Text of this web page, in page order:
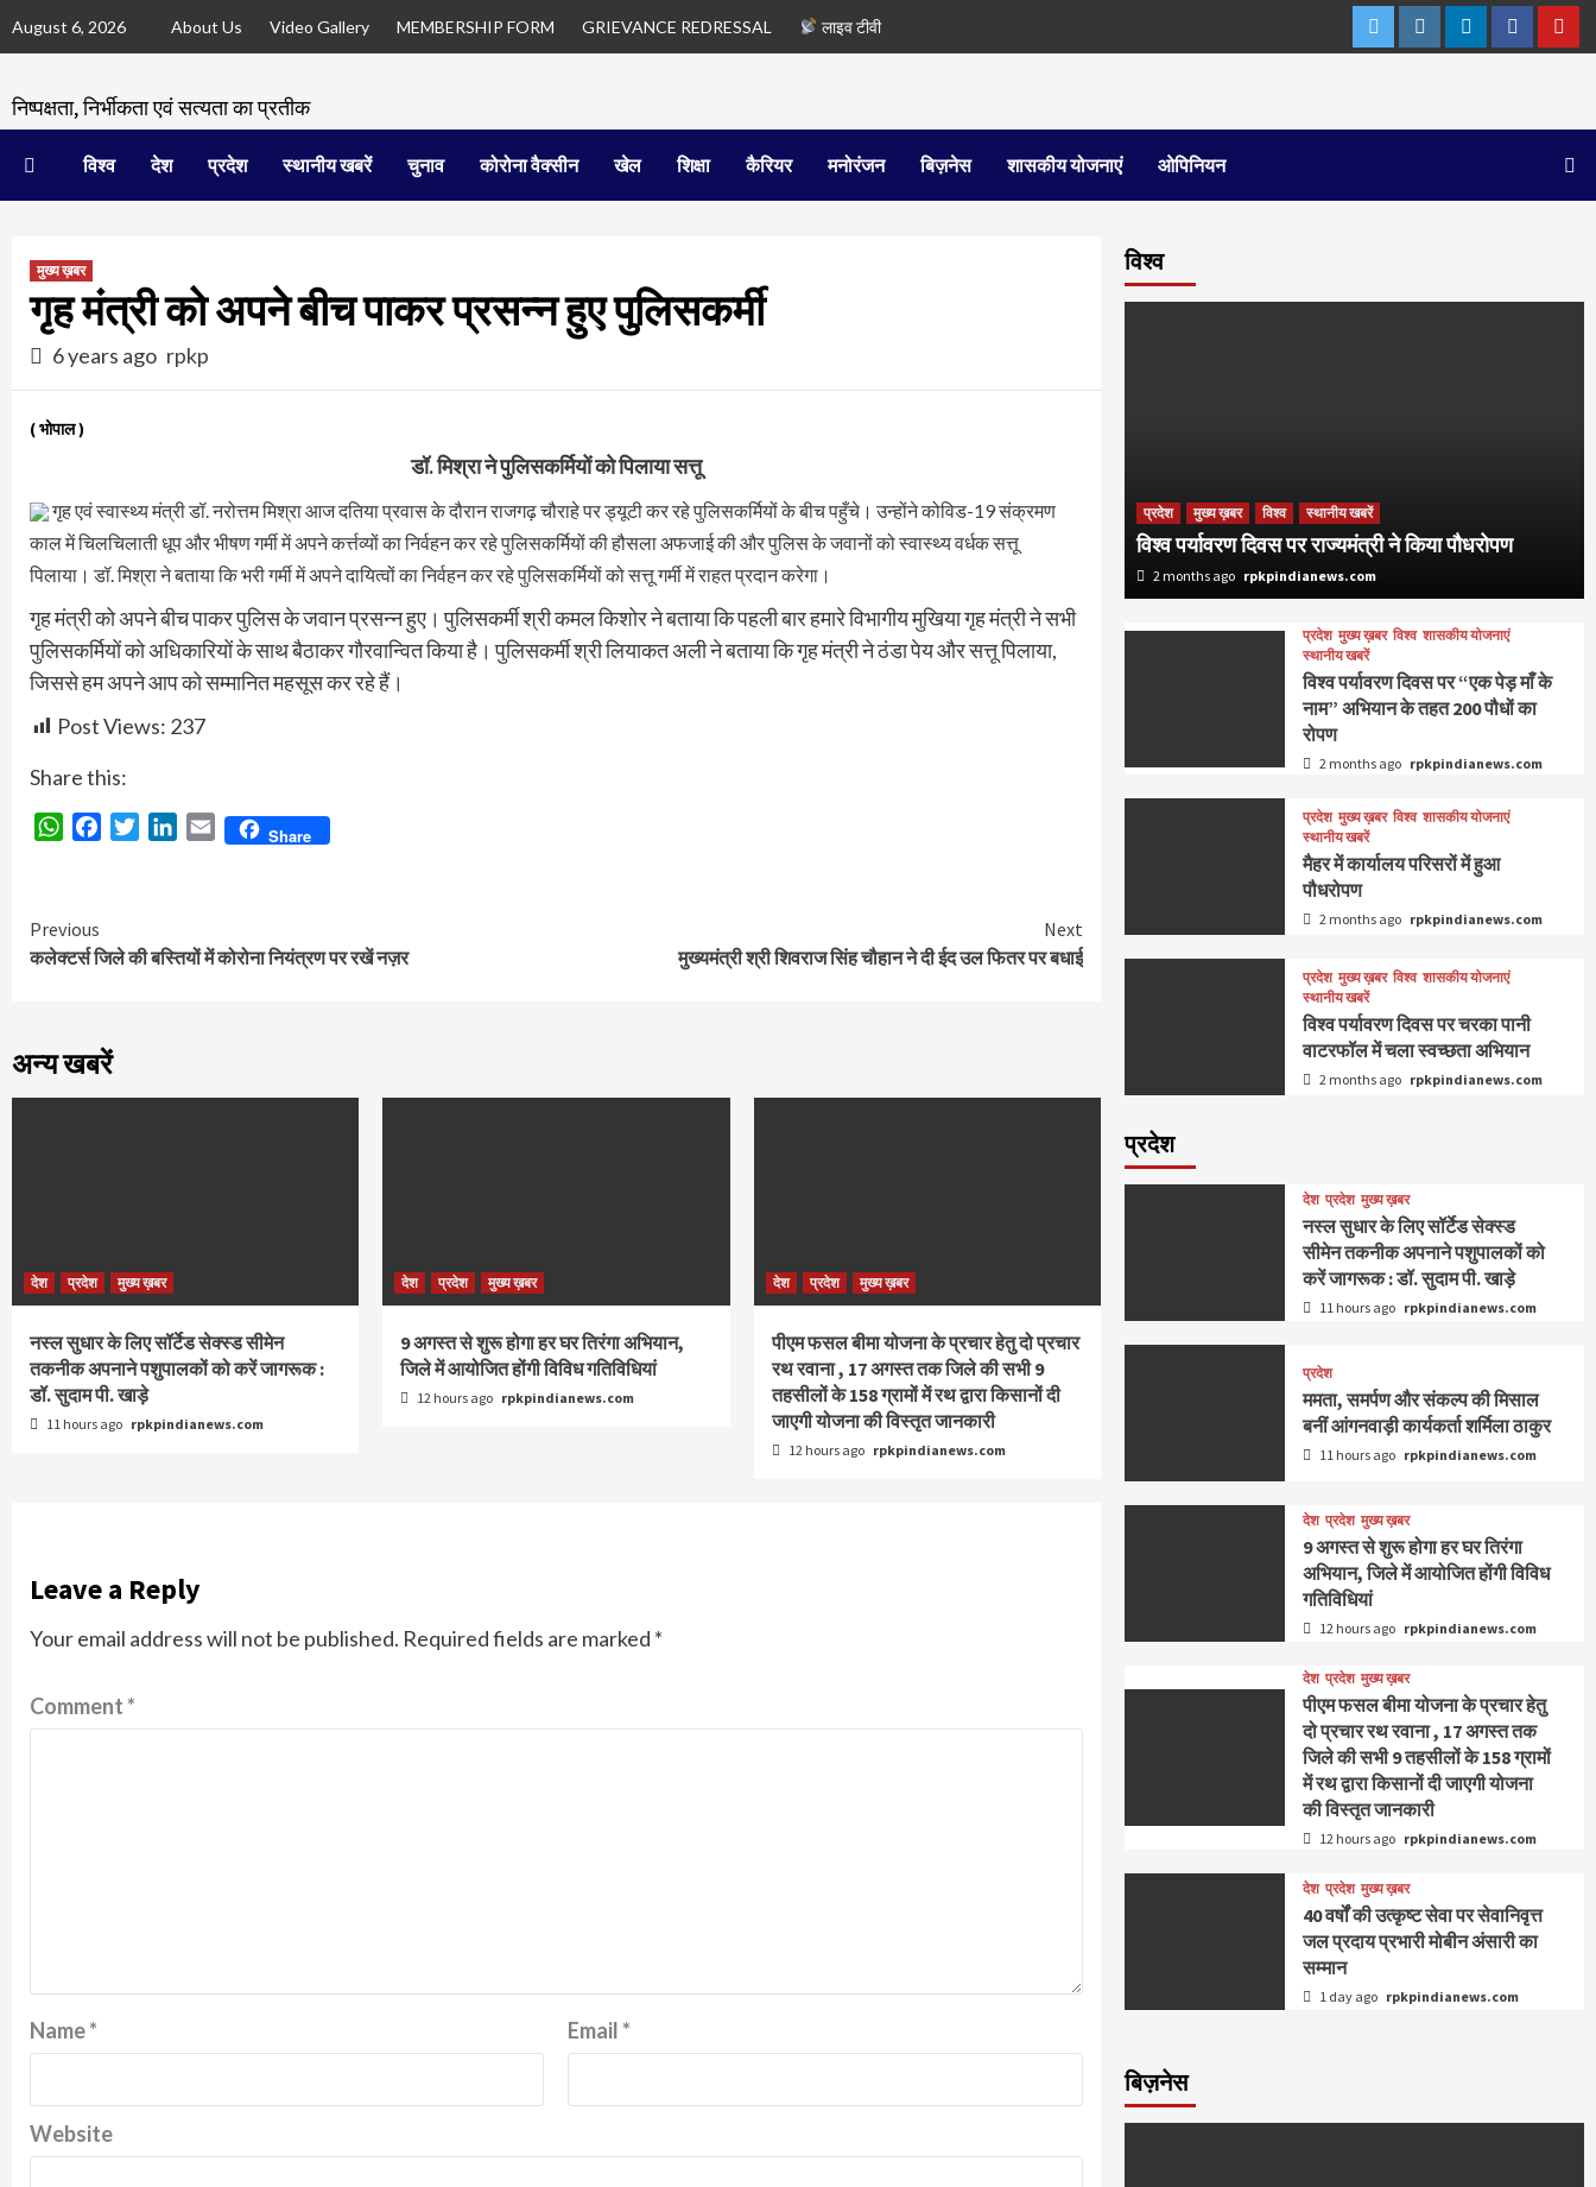
August 6, 2026 About Us Video Gallery MEMBERSHIP FORM GRIEVANCE REDRESSAL लाइव टीवी
TwitterInstagramLinkedlnFacebook
निष्पक्षता, निर्भीकता एवं सत्यता का प्रतीक
विश्व देश प्रदेश स्थानीय खबरें चुनाव कोरोना वैक्सीन खेल शिक्षा कैरियर मनोरंजन बिज़नेस शासकीय योजनाएं ओपिनियन
मुख्य ख़बर
गृह मंत्री को अपने बीच पाकर प्रसन्न हुए पुलिसकर्मी
6 years ago rpkp
( भोपाल )
डॉ. मिश्रा ने पुलिसकर्मियों को पिलाया सत्तू
गृह एवं स्वास्थ्य मंत्री डॉ. नरोत्तम मिश्रा आज दतिया प्रवास के दौरान राजगढ़ चौराहे पर ड्यूटी कर रहे पुलिसकर्मियों के बीच पहुँचे। उन्होंने कोविड-19 संक्रमण
काल में चिलचिलाती धूप और भीषण गर्मी में अपने कर्त्तव्यों का निर्वहन कर रहे पुलिसकर्मियों की हौसला अफजाई की और पुलिस के जवानों को स्वास्थ्य वर्धक सत्तू
पिलाया। डॉ. मिश्रा ने बताया कि भरी गर्मी में अपने दायित्वों का निर्वहन कर रहे पुलिसकर्मियों को सत्तू गर्मी में राहत प्रदान करेगा।
गृह मंत्री को अपने बीच पाकर पुलिस के जवान प्रसन्न हुए। पुलिसकर्मी श्री कमल किशोर ने बताया कि पहली बार हमारे विभागीय मुखिया गृह मंत्री ने सभी
पुलिसकर्मियों को अधिकारियों के साथ बैठाकर गौरवान्वित किया है। पुलिसकर्मी श्री लियाकत अली ने बताया कि गृह मंत्री ने ठंडा पेय और सत्तू पिलाया,
जिससे हम अपने आप को सम्मानित महसूस कर रहे हैं।
Post Views: 237
Share this:
WhatsAppFacebookTwitterLinkedIn
Email Share
Continue
Reading
Previous
कलेक्टर्स जिले की बस्तियों में कोरोना नियंत्रण पर रखें नज़र
Next
मुख्यमंत्री श्री शिवराज सिंह चौहान ने दी ईद उल फितर पर बधाई
अन्य खबरें
देश प्रदेश मुख्य ख़बर
नस्ल सुधार के लिए सॉर्टेड सेक्स्ड सीमेन
तकनीक अपनाने पशुपालकों को करें जागरूक :
डॉ. सुदाम पी. खाड़े
11 hours ago rpkpindianews.com
देश प्रदेश मुख्य ख़बर
9 अगस्‍त से शुरू होगा हर घर तिरंगा अभियान,
जिले में आयोजित होंगी विविध गतिविधियां
12 hours ago rpkpindianews.com
देश प्रदेश मुख्य ख़बर
पीएम फसल बीमा योजना के प्रचार हेतु दो प्रचार
रथ रवाना , 17 अगस्त तक जिले की सभी 9
तहसीलों के 158 ग्रामों में रथ द्वारा किसानों दी
जाएगी योजना की विस्तृत जानकारी
12 hours ago rpkpindianews.com
Leave a Reply
Your email address will not be published. Required fields are marked *
Comment*
Name* Email*
Website
विश्व
प्रदेश मुख्य ख़बर विश्व स्थानीय खबरें
विश्व पर्यावरण दिवस पर राज्यमंत्री ने किया पौधरोपण
2 months ago rpkpindianews.com
प्रदेश मुख्य ख़बर विश्व शासकीय योजनाएं
स्थानीय खबरें
विश्व पर्यावरण दिवस पर “एक पेड़ माँ के
नाम” अभियान के तहत 200 पौधों का
रोपण
2 months ago rpkpindianews.com
प्रदेश मुख्य ख़बर विश्व शासकीय योजनाएं
स्थानीय खबरें
मैहर में कार्यालय परिसरों में हुआ
पौधरोपण
2 months ago rpkpindianews.com
प्रदेश मुख्य ख़बर विश्व शासकीय योजनाएं
स्थानीय खबरें
विश्व पर्यावरण दिवस पर चरका पानी
वाटरफॉल में चला स्वच्छता अभियान
2 months ago rpkpindianews.com
प्रदेश
देश प्रदेश मुख्य ख़बर
नस्ल सुधार के लिए सॉर्टेड सेक्स्ड
सीमेन तकनीक अपनाने पशुपालकों को
करें जागरूक : डॉ. सुदाम पी. खाड़े
11 hours ago rpkpindianews.com
प्रदेश
ममता, समर्पण और संकल्प की मिसाल
बनीं आंगनवाड़ी कार्यकर्ता शर्मिला ठाकुर
11 hours ago rpkpindianews.com
देश प्रदेश मुख्य ख़बर
9 अगस्‍त से शुरू होगा हर घर तिरंगा
अभियान, जिले में आयोजित होंगी विविध
गतिविधियां
12 hours ago rpkpindianews.com
देश प्रदेश मुख्य ख़बर
पीएम फसल बीमा योजना के प्रचार हेतु
दो प्रचार रथ रवाना , 17 अगस्त तक
जिले की सभी 9 तहसीलों के 158 ग्रामों
में रथ द्वारा किसानों दी जाएगी योजना
की विस्तृत जानकारी
12 hours ago rpkpindianews.com
देश प्रदेश मुख्य ख़बर
40 वर्षों की उत्कृष्ट सेवा पर सेवानिवृत्त
जल प्रदाय प्रभारी मोबीन अंसारी का
सम्मान
1 day ago rpkpindianews.com
बिज़नेस